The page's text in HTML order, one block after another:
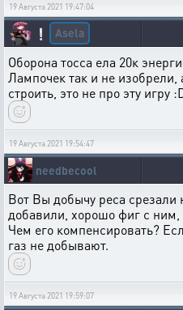
19 Августа 2021 19:47:04
❕ Asela
Оборона тосса ела 20к
Лампочек так и не изобрели,
строить, это не про эту игру
19 Августа 2021 19:54:47
needbecool
Вот Вы добычу реса срезали
добавили, хорошо фиг с ним,
Чем его компенсировать?
газ не добывают.
19 Августа 2021 19:59:07